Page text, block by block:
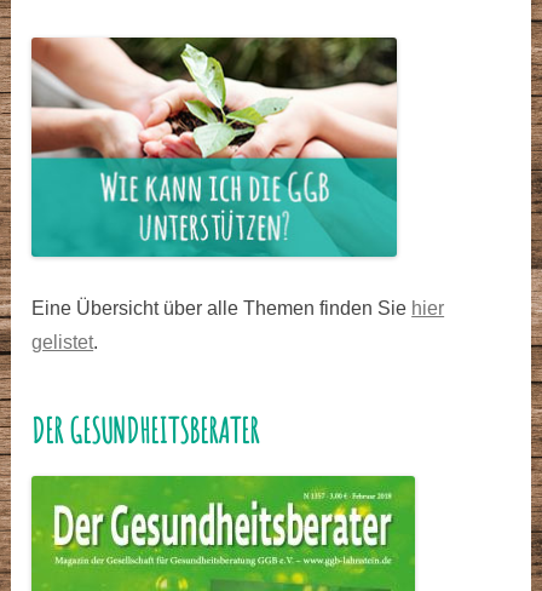
Eine Übersicht über alle Themen finden Sie hier
gelistet.
DER GESUNDHEITSBERATER